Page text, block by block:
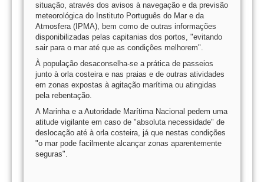
situação, através dos avisos à navegação e da previsão
meteorológica do Instituto Português do Mar e da
Atmosfera (IPMA), bem como de outras informações
disponibilizadas pelas capitanias dos portos, "evitando
sair para o mar até que as condições melhorem".
À população desaconselha-se a prática de passeios
junto à orla costeira e nas praias e de outras atividades
em zonas expostas à agitação marítima ou atingidas
pela rebentação.
A Marinha e a Autoridade Marítima Nacional pedem uma
atitude vigilante em caso de "absoluta necessidade" de
deslocação até à orla costeira, já que nestas condições
"o mar pode facilmente alcançar zonas aparentemente
seguras".